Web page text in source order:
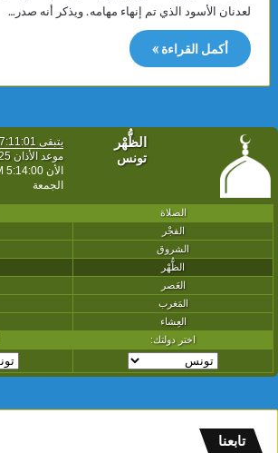
لعدنان الأسود الذي تم إنهاء مهامه. ويذكر أنه صدر…
أكمل القراءة »
تابعنا